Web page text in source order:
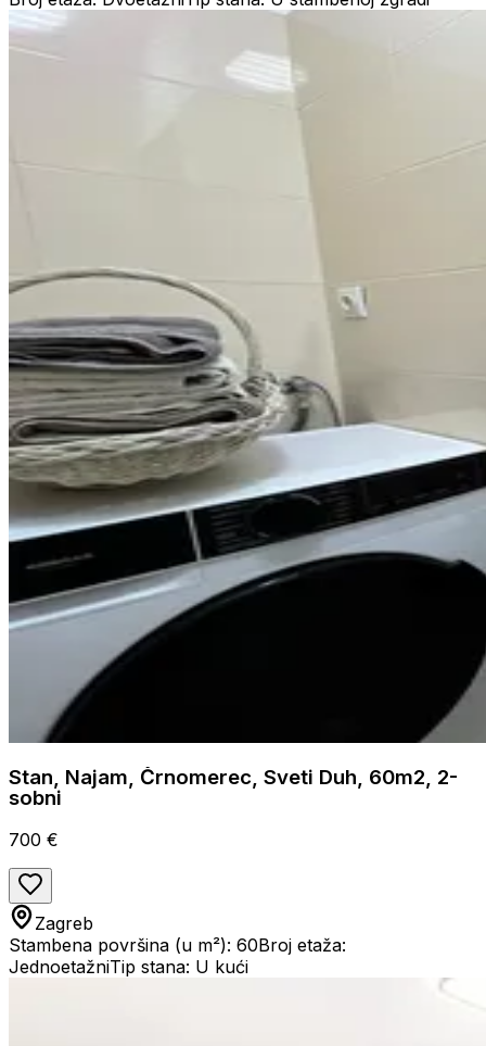
Stan, Najam, Črnomerec, Sveti Duh, 60m2, 2-
sobni
700 €
Zagreb
Stambena površina (u m²): 60Broj etaža:
JednoetažniTip stana: U kući